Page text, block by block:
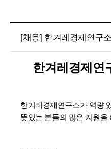
[채용] 한겨레경제연구
한겨레경제연
한겨레경제연구소가 역량
뜻있는 분들의 많은 지원을